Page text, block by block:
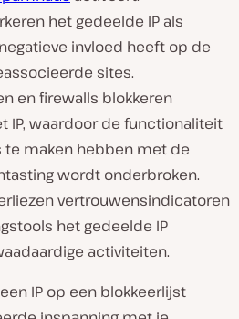
het gedeelde IP als
invloed heeft op de
sites.
en firewalls blokkeren
IP, waardoor de functionaliteit
te maken hebben met de
wordt onderbroken.
vertrouwensindicatoren
het gedeelde IP
activiteiten.
IP op een blokkeerlijst